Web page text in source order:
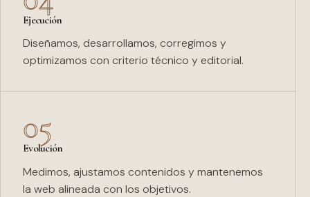
Ejecución
Diseñamos, desarrollamos, corregimos y
optimizamos con criterio técnico y editorial.
05
Evolución
Medimos, ajustamos contenidos y mantenemos
la web alineada con los objetivos.